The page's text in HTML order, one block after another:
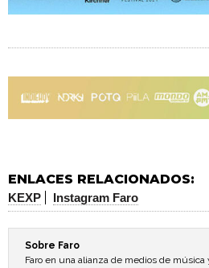
ENLACES RELACIONADOS:
KEXP Instagram Faro
Sobre Faro
Faro en una alianza de medios de